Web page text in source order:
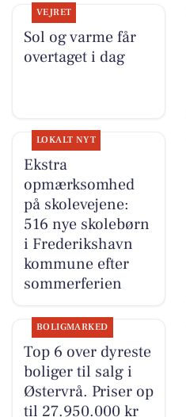
VEJRET
Sol og varme får
overtaget i dag
LOKALT NYT
Ekstra
opmærksomhed
på skolevejene:
516 nye skolebørn
i Frederikshavn
kommune efter
sommerferien
BOLIGMARKED
Top 6 over dyreste
boliger til salg i
Østervrå. Priser op
til 27.950.000 kr